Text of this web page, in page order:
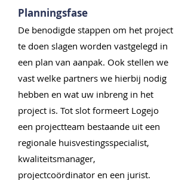
Planningsfase
De benodigde stappen om het project
te doen slagen worden vastgelegd in
een plan van aanpak. Ook stellen we
vast welke partners we hierbij nodig
hebben en wat uw inbreng in het
project is. Tot slot formeert Logejo
een projectteam bestaande uit een
regionale huisvestingsspecialist,
kwaliteitsmanager,
projectcoördinator en een jurist.